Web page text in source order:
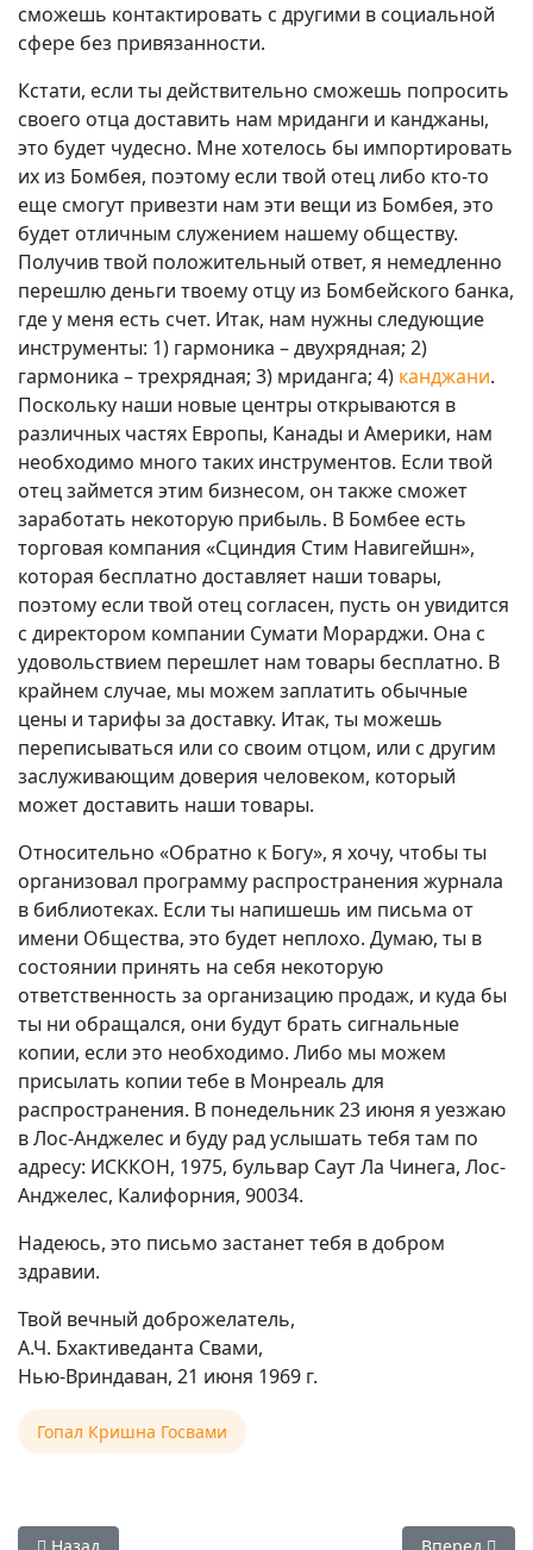
сможешь контактировать с другими в социальной
сфере без привязанности.
Кстати, если ты действительно сможешь попросить
своего отца доставить нам мриданги и канджаны,
это будет чудесно. Мне хотелось бы импортировать
их из Бомбея, поэтому если твой отец либо кто-то
еще смогут привезти нам эти вещи из Бомбея, это
будет отличным служением нашему обществу.
Получив твой положительный ответ, я немедленно
перешлю деньги твоему отцу из Бомбейского банка,
где у меня есть счет. Итак, нам нужны следующие
инструменты: 1) гармоника – двухрядная; 2)
гармоника – трехрядная; 3) мриданга; 4) канджани.
Поскольку наши новые центры открываются в
различных частях Европы, Канады и Америки, нам
необходимо много таких инструментов. Если твой
отец займется этим бизнесом, он также сможет
заработать некоторую прибыль. В Бомбее есть
торговая компания «Сциндия Стим Навигейшн»,
которая бесплатно доставляет наши товары,
поэтому если твой отец согласен, пусть он увидится
с директором компании Сумати Морарджи. Она с
удовольствием перешлет нам товары бесплатно. В
крайнем случае, мы можем заплатить обычные
цены и тарифы за доставку. Итак, ты можешь
переписываться или со своим отцом, или с другим
заслуживающим доверия человеком, который
может доставить наши товары.
Относительно «Обратно к Богу», я хочу, чтобы ты
организовал программу распространения журнала
в библиотеках. Если ты напишешь им письма от
имени Общества, это будет неплохо. Думаю, ты в
состоянии принять на себя некоторую
ответственность за организацию продаж, и куда бы
ты ни обращался, они будут брать сигнальные
копии, если это необходимо. Либо мы можем
присылать копии тебе в Монреаль для
распространения. В понедельник 23 июня я уезжаю
в Лос-Анджелес и буду рад услышать тебя там по
адресу: ИСККОН, 1975, бульвар Саут Ла Чинега, Лос-
Анджелес, Калифорния, 90034.
Надеюсь, это письмо застанет тебя в добром
здравии.
Твой вечный доброжелатель,
А.Ч. Бхактиведанта Свами,
Нью-Вриндаван, 21 июня 1969 г.
Гопал Кришна Госвами
Предыдущий: Е.С. Гопал Кришна Госвами — Послание
Следующий: